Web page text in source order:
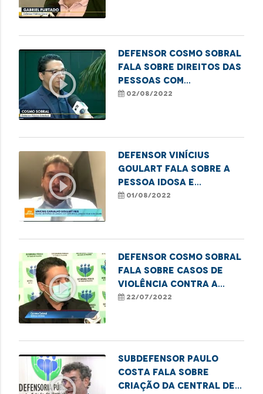
play_circle_outline
Defensor Cosmo Sobral
fala sobre direitos das
pessoas com
deficiência em relação
02/08/2022
play_circle_outline
Defensor Vinícius
Goulart fala sobre a
pessoa idosa e
atividades laborais
01/08/2022
play_circle_outline
Defensor Cosmo Sobral
fala sobre casos de
violência contra a
pessoa idosa
22/07/2022
Subdefensor Paulo
Costa fala sobre
criação da Central de